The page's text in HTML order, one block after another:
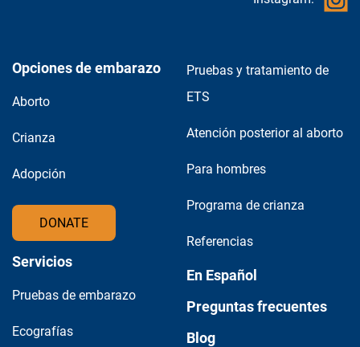
Opciones de embarazo
Aborto
Crianza
Adopción
DONATE
Servicios
Pruebas de embarazo
Ecografías
Pruebas y tratamiento de
ETS
Atención posterior al aborto
Para hombres
Programa de crianza
Referencias
En Español
Preguntas frecuentes
Blog